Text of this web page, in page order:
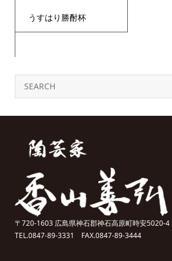
うすはり勝酎杯
〒720-1603 広島県神石郡神石高原町時安5020-4
TEL.0847-89-3331 FAX.0847-89-3444